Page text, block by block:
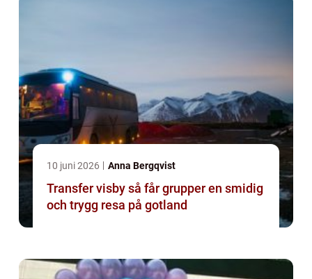
10 juni 2026 Anna Bergqvist
Transfer visby så får grupper en smidig
och trygg resa på gotland